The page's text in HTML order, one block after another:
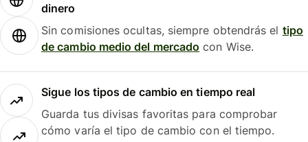
dinero
Sin comisiones ocultas, siempre obtendrás el tipo
de cambio medio del mercado con Wise.
Sigue los tipos de cambio en tiempo real
Guarda tus divisas favoritas para comprobar
cómo varía el tipo de cambio con el tiempo.